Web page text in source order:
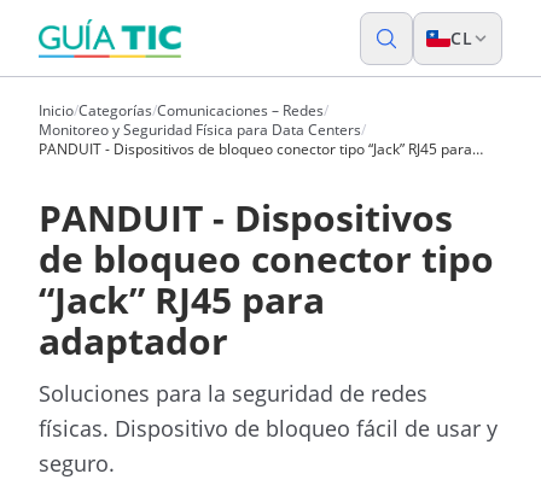
CL
Inicio/Categorías/Comunicaciones – Redes/
Monitoreo y Seguridad Física para Data Centers/
PANDUIT - Dispositivos de bloqueo conector tipo “Jack” RJ45 para
PANDUIT - Dispositivos
de bloqueo conector tipo
“Jack” RJ45 para
adaptador
Soluciones para la seguridad de redes
físicas. Dispositivo de bloqueo fácil de usar y
seguro.